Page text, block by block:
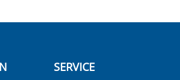
SERVICE